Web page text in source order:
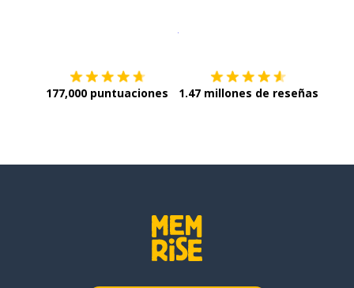
177,000 puntuaciones 1.47 millones de reseñas